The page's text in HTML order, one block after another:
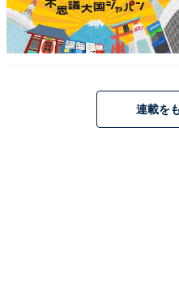
る独自レビューなど、ここでし
【楽天トラベ
だけ特別価
連載を